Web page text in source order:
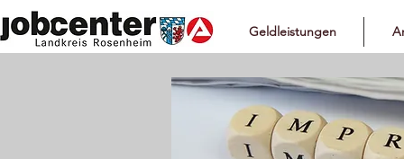
Geldleistungen